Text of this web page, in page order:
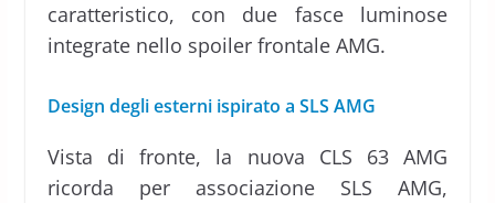
caratteristico, con due fasce luminose
integrate nello spoiler frontale AMG.
Design degli esterni ispirato a SLS AMG
Vista di fronte, la nuova CLS 63 AMG
ricorda per associazione SLS AMG,